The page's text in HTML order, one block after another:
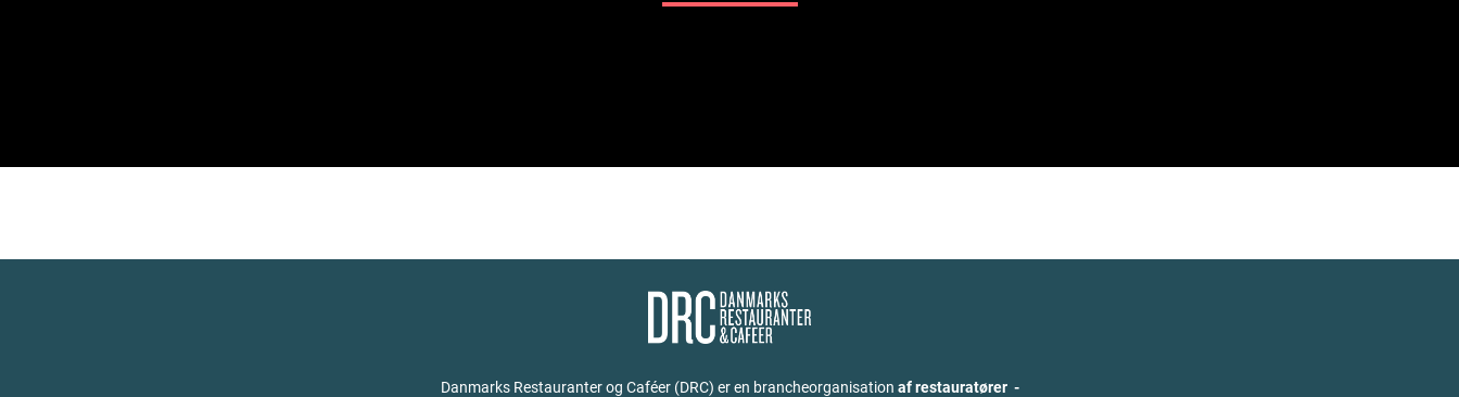
Danmarks Restauranter og Caféer (DRC) er en brancheorganisation af restauratører -